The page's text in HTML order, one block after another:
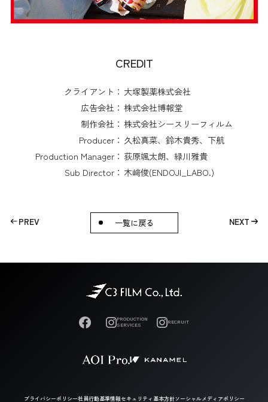
CREDIT
クライアント： 大塚製薬株式会社
広告会社： 株式会社博報堂
制作会社： 株式会社シースリーフィルム
Producer： 久松真菜、鈴木貴秀、下航
Production Manager： 荻原颯太朗、緑川雅貴
Sub Director： 木﨑俊(ENDOJI_LABO.)
PREV 一覧に戻る NEXT
PRODUCTION
SERVICES
RECRUIT
プライバシーポリシー社員行動基準情報セキュリティ基本方針ソーシャルメディアポリシー